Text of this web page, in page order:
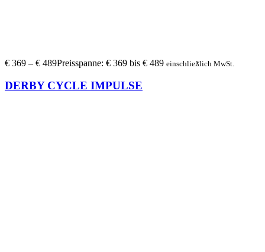
€ 369 – € 489Preisspanne: € 369 bis € 489 einschließlich MwSt.
DERBY CYCLE IMPULSE